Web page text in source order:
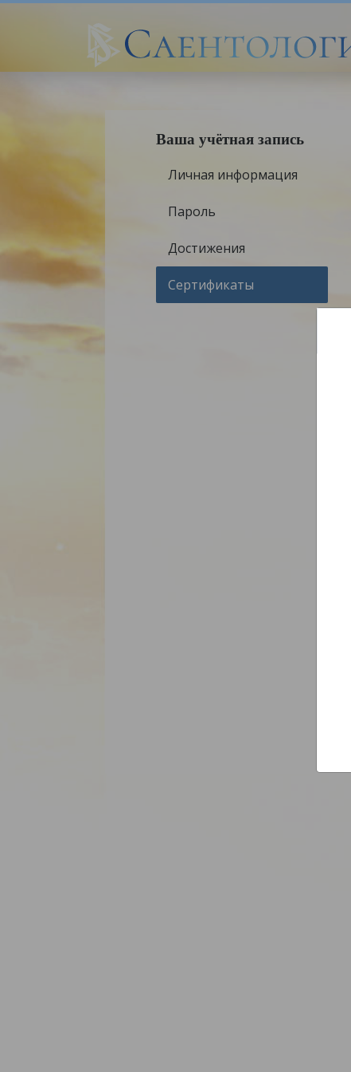
Ваша учётная запись
Личная информация
Пароль
Достижения
Сертификаты